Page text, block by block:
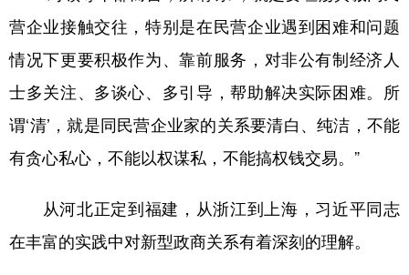
营企业接触交往，特别是在民营企业遇到困难和问题
情况下更要积极作为、靠前服务，对非公有制经济人
士多关注、多谈心、多引导，帮助解决实际困难。所
谓‘清’，就是同民营企业家的关系要清白、纯洁，不能
有贪心私心，不能以权谋私，不能搞权钱交易。”
从河北正定到福建，从浙江到上海，习近平同志
在丰富的实践中对新型政商关系有着深刻的理解。